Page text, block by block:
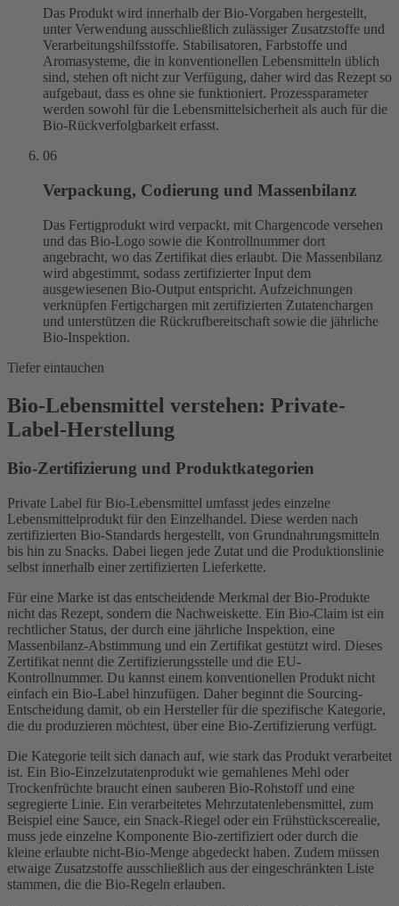
Das Produkt wird innerhalb der Bio-Vorgaben hergestellt,
unter Verwendung ausschließlich zulässiger Zusatzstoffe und
Verarbeitungshilfsstoffe. Stabilisatoren, Farbstoffe und
Aromasysteme, die in konventionellen Lebensmitteln üblich
sind, stehen oft nicht zur Verfügung, daher wird das Rezept so
aufgebaut, dass es ohne sie funktioniert. Prozessparameter
werden sowohl für die Lebensmittelsicherheit als auch für die
Bio-Rückverfolgbarkeit erfasst.
06
Verpackung, Codierung und Massenbilanz
Das Fertigprodukt wird verpackt, mit Chargencode versehen
und das Bio-Logo sowie die Kontrollnummer dort
angebracht, wo das Zertifikat dies erlaubt. Die Massenbilanz
wird abgestimmt, sodass zertifizierter Input dem
ausgewiesenen Bio-Output entspricht. Aufzeichnungen
verknüpfen Fertigchargen mit zertifizierten Zutatenchargen
und unterstützen die Rückrufbereitschaft sowie die jährliche
Bio-Inspektion.
Tiefer eintauchen
Bio-Lebensmittel verstehen: Private-
Label-Herstellung
Bio-Zertifizierung und Produktkategorien
Private Label für Bio-Lebensmittel umfasst jedes einzelne
Lebensmittelprodukt für den Einzelhandel. Diese werden nach
zertifizierten Bio-Standards hergestellt, von Grundnahrungsmitteln
bis hin zu Snacks. Dabei liegen jede Zutat und die Produktionslinie
selbst innerhalb einer zertifizierten Lieferkette.
Für eine Marke ist das entscheidende Merkmal der Bio-Produkte
nicht das Rezept, sondern die Nachweiskette. Ein Bio-Claim ist ein
rechtlicher Status, der durch eine jährliche Inspektion, eine
Massenbilanz-Abstimmung und ein Zertifikat gestützt wird. Dieses
Zertifikat nennt die Zertifizierungsstelle und die EU-
Kontrollnummer. Du kannst einem konventionellen Produkt nicht
einfach ein Bio-Label hinzufügen. Daher beginnt die Sourcing-
Entscheidung damit, ob ein Hersteller für die spezifische Kategorie,
die du produzieren möchtest, über eine Bio-Zertifizierung verfügt.
Die Kategorie teilt sich danach auf, wie stark das Produkt verarbeitet
ist. Ein Bio-Einzelzutatenprodukt wie gemahlenes Mehl oder
Trockenfrüchte braucht einen sauberen Bio-Rohstoff und eine
segregierte Linie. Ein verarbeitetes Mehrzutatenlebensmittel, zum
Beispiel eine Sauce, ein Snack-Riegel oder ein Frühstückscerealie,
muss jede einzelne Komponente Bio-zertifiziert oder durch die
kleine erlaubte nicht-Bio-Menge abgedeckt haben. Zudem müssen
etwaige Zusatzstoffe ausschließlich aus der eingeschränkten Liste
stammen, die die Bio-Regeln erlauben.